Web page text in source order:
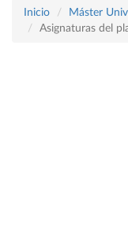
Inicio
Máster
Asignaturas del